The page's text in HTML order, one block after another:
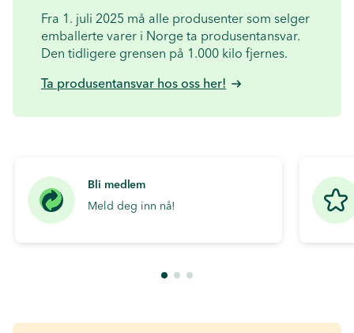
Fra 1. juli 2025 må alle produsenter som selger
emballerte varer i Norge ta produsentansvar.
Den tidligere grensen på 1.000 kilo fjernes.
Ta produsentansvar hos oss her!
Bli medlem
Meld deg inn nå!